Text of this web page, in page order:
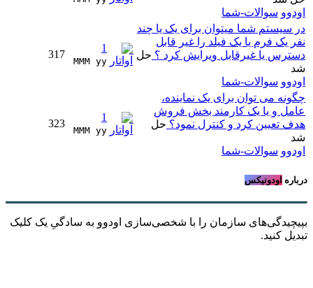
اودوو سوالات-شما
در سیستم شما میتوان برای یک یا چند
نفر یک فرم یا یک فیلد را غیر قابل
دسترس یا غیرقابل ویرایش کرد ؟ حل
شد
اودوو سوالات-شما
1
MMM yy
317
چگونه می توان برای یک نماینده،
عامل و یا یک کارمند بخش فروش
هدف تعیین کرد و کنترل نمود؟ حل
شد
اودوو سوالات-شما
1
MMM yy
323
درباره اودونیکس
بپیچیدگی‌های سازمان را با شخصی‌سازی اودوو به سادگیِ یک کلیک
تبدیل کنید.